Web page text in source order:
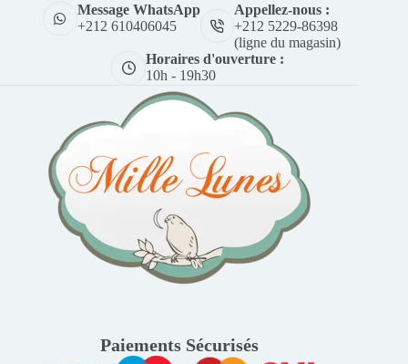
Message WhatsApp
+212 610406045
Appellez-nous :
+212 5229-86398
(ligne du magasin)
Horaires d'ouverture :
10h - 19h30
Paiements Sécurisés